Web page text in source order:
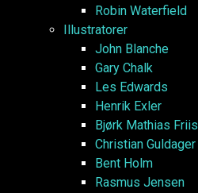
Robin Waterfield
Illustratorer
John Blanche
Gary Chalk
Les Edwards
Henrik Exler
Bjørk Mathias Friis
Christian Guldager
Bent Holm
Rasmus Jensen